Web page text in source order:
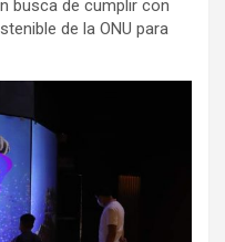
busca de cumplir con
de la ONU para